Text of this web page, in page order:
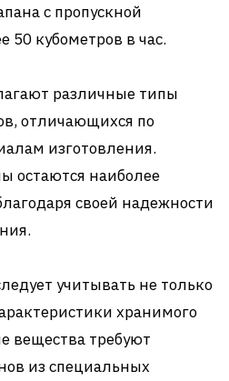
с пропускной
50 кубометров в час.
различные типы
отличающихся по
изготовления.
остаются наиболее
своей надежности
учитывать не только
хранимого
вещества требуют
из специальных